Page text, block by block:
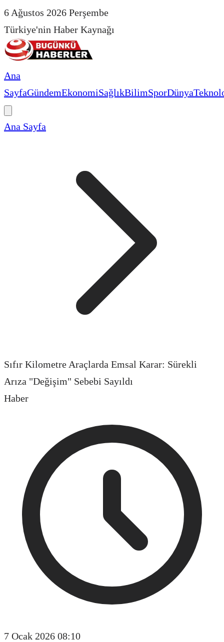
6 Ağustos 2026 Perşembe
Türkiye'nin Haber Kaynağı
Ana
SayfaGündemEkonomiSağlıkBilimSporDünya
Ana Sayfa
Sıfır Kilometre Araçlarda Emsal Karar: Sürekli
Arıza "Değişim" Sebebi Sayıldı
Haber
7 Ocak 2026 08:10